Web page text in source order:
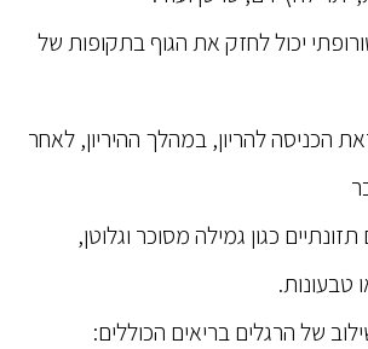
יכול לחזק את הגוף בתקופות של
הכניסה להריון, במהלך ההיריון, לאחר
תזונתיים כגון גמילה מסוכר וגלוטן,
טבעונות.
של הרגלים בריאים הכוללים: